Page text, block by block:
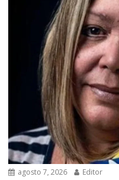
agosto 7, 2026 Editor